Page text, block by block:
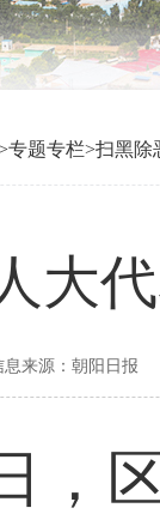
专题专栏>扫黑除
大
息来源：朝阳日报
，